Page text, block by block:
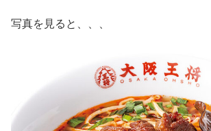
写真を見ると、、、